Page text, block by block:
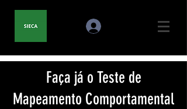
Faça já o Teste de
Mapeamento Comportamental